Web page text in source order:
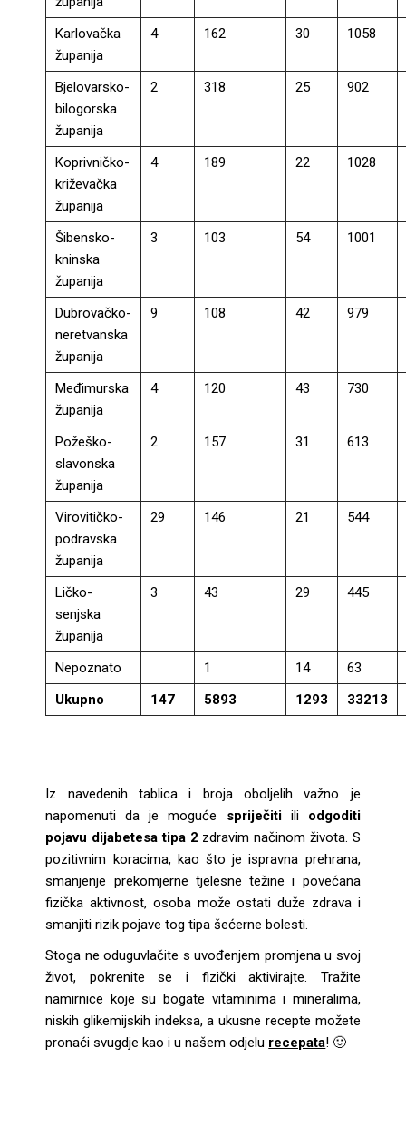
Karlovačka
županija
4 162 30 1058
Bjelovarsko-
bilogorska
županija
2 318 25 902
Koprivničko-
križevačka
županija
4 189 22 1028
Šibensko-
kninska
županija
3 103 54 1001
Dubrovačko-
neretvanska
županija
9 108 42 979
Međimurska
županija
4 120 43 730
Požeško-
slavonska
županija
2 157 31 613
Virovitičko-
podravska
županija
29 146 21 544
Ličko-
senjska
županija
3 43 29 445
Nepoznato 1 14
63
Ukupno
147 5893 1293 33213
Iz navedenih tablica i broja oboljelih važno je
napomenuti da je moguće spriječitiili odgoditi
pojavu dijabetesa tipa 2 zdravim načinom života. S
pozitivnim koracima, kao što je ispravna prehrana,
smanjenje prekomjerne tjelesne težine i povećana
fizička aktivnost, osoba može ostati duže zdrava i
smanjiti rizik pojave tog tipa šećerne bolesti.
Stoga ne oduguvlačite s uvođenjem promjena u svoj
život, pokrenite se i fizički aktivirajte. Tražite
namirnice koje su bogate vitaminima i mineralima,
niskih glikemijskih indeksa, a ukusne recepte možete
pronaći svugdje kao i u našem odjelu recepata! 🙂